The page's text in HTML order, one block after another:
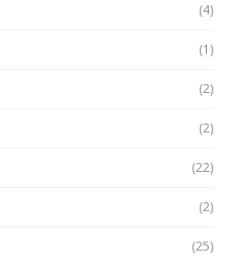
(4)
(1)
(2)
(2)
(22)
(2)
(25)